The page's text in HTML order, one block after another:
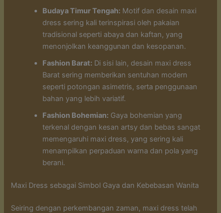
Budaya Timur Tengah: Motif dan desain maxi
dress sering kali terinspirasi oleh pakaian
tradisional seperti abaya dan kaftan, yang
menonjolkan keanggunan dan kesopanan.
Fashion Barat: Di sisi lain, desain maxi dress
Barat sering memberikan sentuhan modern
seperti potongan asimetris, serta penggunaan
bahan yang lebih variatif.
Fashion Bohemian: Gaya bohemian yang
terkenal dengan kesan artsy dan bebas sangat
memengaruhi maxi dress, yang sering kali
menampilkan perpaduan warna dan pola yang
berani.
Maxi Dress sebagai Simbol Gaya dan Kebebasan Wanita
Seiring dengan perkembangan zaman, maxi dress telah